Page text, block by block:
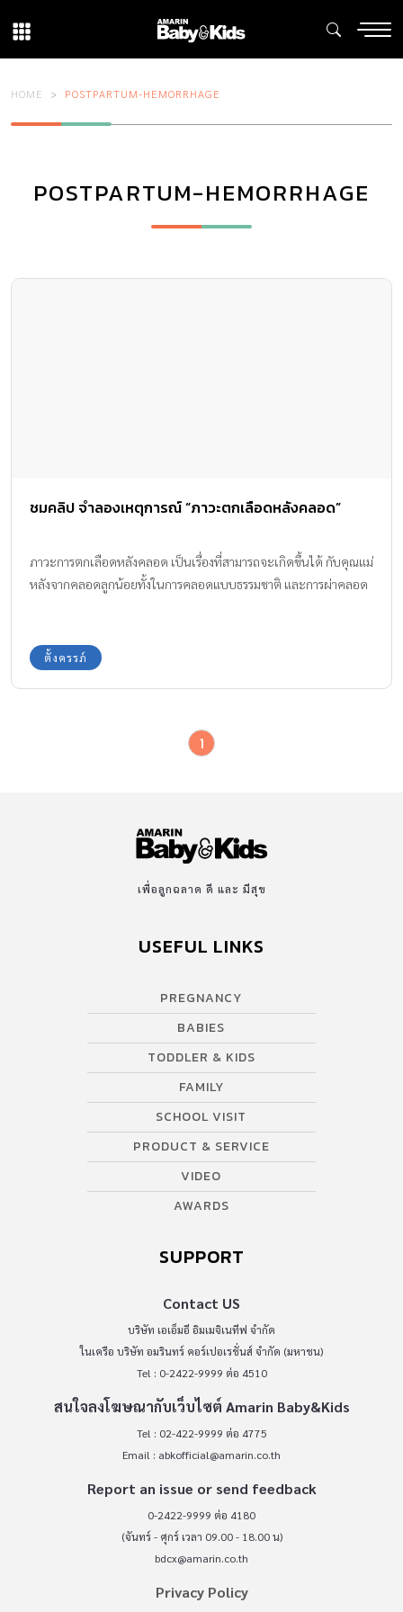
HOME POSTPARTUM-HEMORRHAGE
POSTPARTUM-HEMORRHAGE
ชมคลิป จำลองเหตุการณ์ “ภาวะตกเลือดหลังคลอด”
ภาวะการตกเลือดหลังคลอด เป็นเรื่องที่สามารถจะเกิดขึ้นได้ กับคุณแม่
หลังจากคลอดลูกน้อยทั้งในการคลอดแบบธรรมชาติ และการผ่าคลอด
ตั้งครรภ์
1
เพื่อลูกฉลาด ดี และ มีสุข
USEFUL LINKS
PREGNANCY
BABIES
TODDLER & KIDS
FAMILY
SCHOOL VISIT
PRODUCT & SERVICE
VIDEO
AWARDS
SUPPORT
Contact US
บริษัท เอเอ็มอี อิมเมจิเนทีฟ จำกัด
ในเครือ บริษัท อมรินทร์ คอร์เปอเรชั่นส์ จำกัด (มหาชน)
Tel : 0-2422-9999 ต่อ 4510
สนใจลงโฆษณากับเว็บไซต์ Amarin Baby&Kids
Tel : 02-422-9999 ต่อ 4775
Email : abkofficial@amarin.co.th
Report an issue or send feedback
0-2422-9999 ต่อ 4180
(จันทร์ - ศุกร์ เวลา 09.00 - 18.00 น)
bdcx@amarin.co.th
Privacy Policy